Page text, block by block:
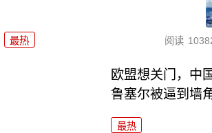
最热 阅读
欧盟想关门，中
鲁塞尔被逼到墙
最热